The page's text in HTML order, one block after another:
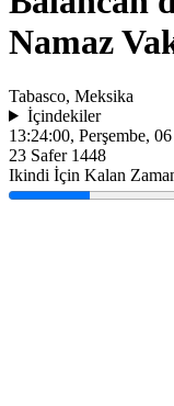
Namaz
Tabasco, Meksika
İçindekiler
13:24:00, Perşembe,
23 Safer 1448
Ikindi İçin Kalan